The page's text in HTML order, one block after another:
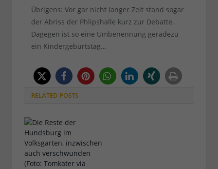
Übrigens: Vor gar nicht langer Zeit stand sogar
der Abriss der Phlipshalle kurz zur Debatte.
Dagegen ist so eine Umbenennung geradezu
ein Kindergeburtstag…
RELATED POSTS